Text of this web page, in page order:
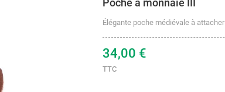
Élégante poche médiévale à
34,00 €
TTC